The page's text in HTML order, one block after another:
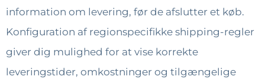
information om levering, før de afslutter et køb.
Konfiguration af regionspecifikke shipping-regler
giver dig mulighed for at vise korrekte
leveringstider, omkostninger og tilgængelige